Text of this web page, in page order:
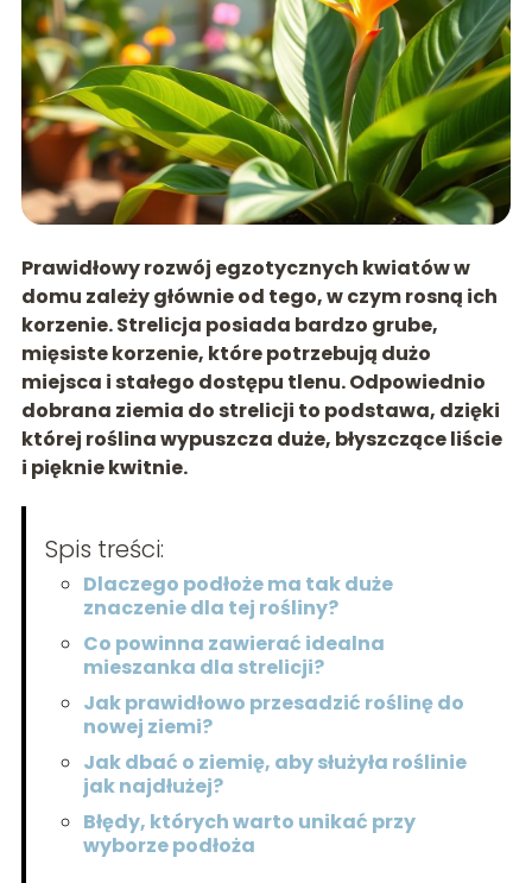
Prawidłowy rozwój egzotycznych kwiatów w
domu zależy głównie od tego, w czym rosną ich
korzenie. Strelicja posiada bardzo grube,
mięsiste korzenie, które potrzebują dużo
miejsca i stałego dostępu tlenu. Odpowiednio
dobrana ziemia do strelicji to podstawa, dzięki
której roślina wypuszcza duże, błyszczące liście
i pięknie kwitnie.
Spis treści:
Dlaczego podłoże ma tak duże
znaczenie dla tej rośliny?
Co powinna zawierać idealna
mieszanka dla strelicji?
Jak prawidłowo przesadzić roślinę do
nowej ziemi?
Jak dbać o ziemię, aby służyła roślinie
jak najdłużej?
Błędy, których warto unikać przy
wyborze podłoża